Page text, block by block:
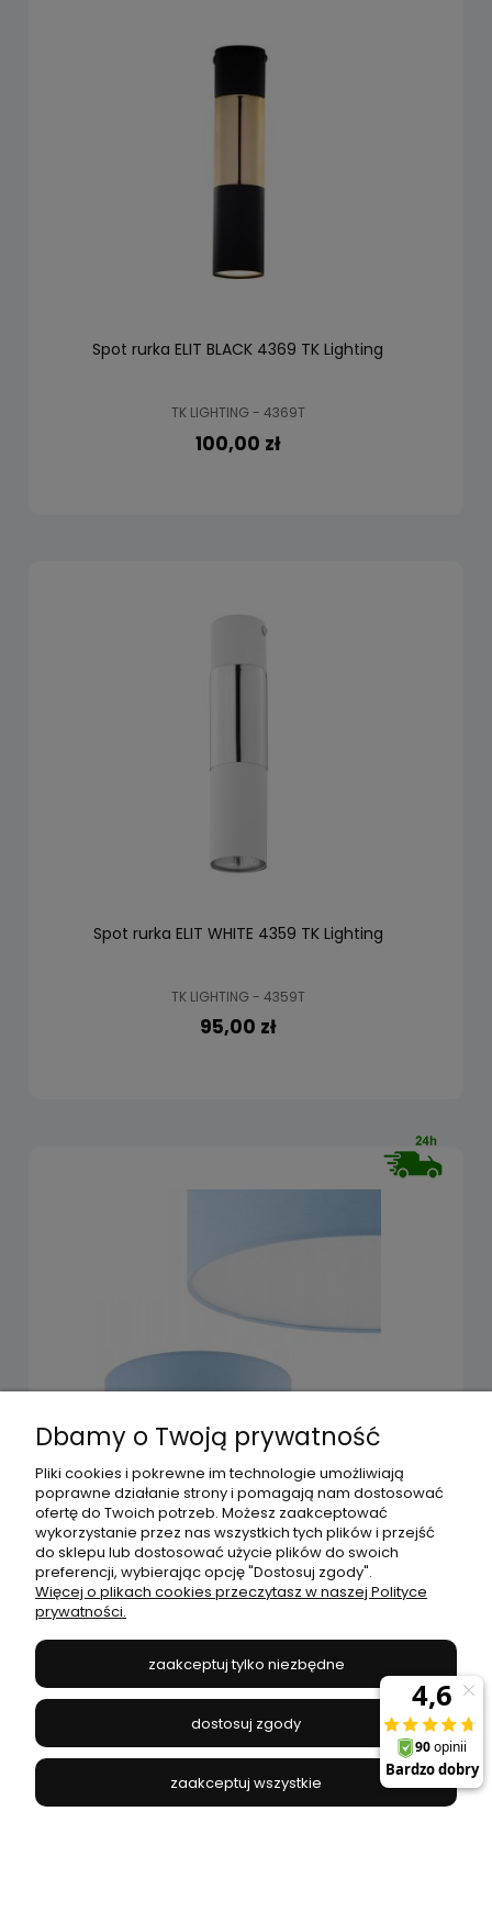
Spot rurka ELIT BLACK 4369 TK Lighting
TK LIGHTING - 4369T
100,00 zł
Spot rurka ELIT WHITE 4359 TK Lighting
TK LIGHTING - 4359T
95,00 zł
Lampa sufitowa / plafon RONDO KIDS
niebieska/biała do pokoju dziecięcego TK Lighting
TK LIGHTING - 3229T
do koszyka
Dbamy o Twoją prywatność
Pliki cookies i pokrewne im technologie umożliwiają
poprawne działanie strony i pomagają nam dostosować
ofertę do Twoich potrzeb. Możesz zaakceptować
wykorzystanie przez nas wszystkich tych plików i przejść
do sklepu lub dostosować użycie plików do swoich
preferencji, wybierając opcję "Dostosuj zgody".
Więcej o plikach cookies przeczytasz w naszej Polityce
prywatności.
zaakceptuj tylko niezbędne
dostosuj zgody
zaakceptuj wszystkie